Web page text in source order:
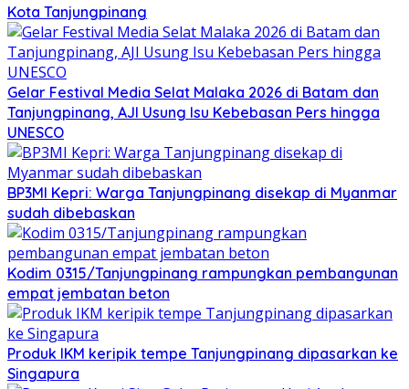
Kota Tanjungpinang
Gelar Festival Media Selat Malaka 2026 di Batam dan
Tanjungpinang, AJI Usung Isu Kebebasan Pers hingga
UNESCO
BP3MI Kepri: Warga Tanjungpinang disekap di Myanmar
sudah dibebaskan
Kodim 0315/Tanjungpinang rampungkan pembangunan
empat jembatan beton
Produk IKM keripik tempe Tanjungpinang dipasarkan ke
Singapura